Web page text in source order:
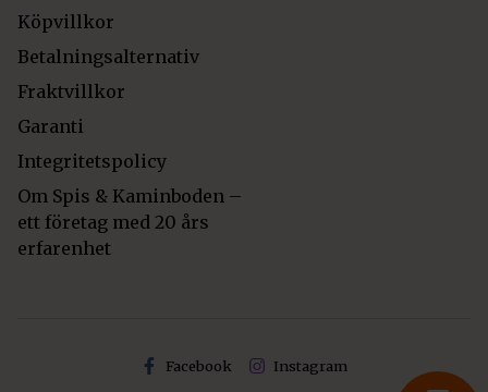
Köpvillkor
Betalningsalternativ
Fraktvillkor
Garanti
Integritetspolicy
Om Spis & Kaminboden –
ett företag med 20 års
erfarenhet
Facebook Instagram